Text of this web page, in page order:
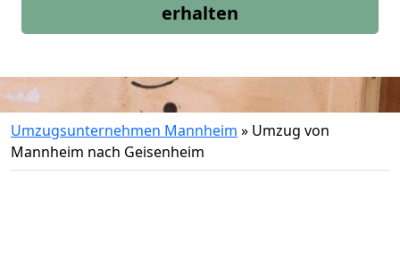
erhalten
Umzugsunternehmen Mannheim » Umzug von
Mannheim nach Geisenheim